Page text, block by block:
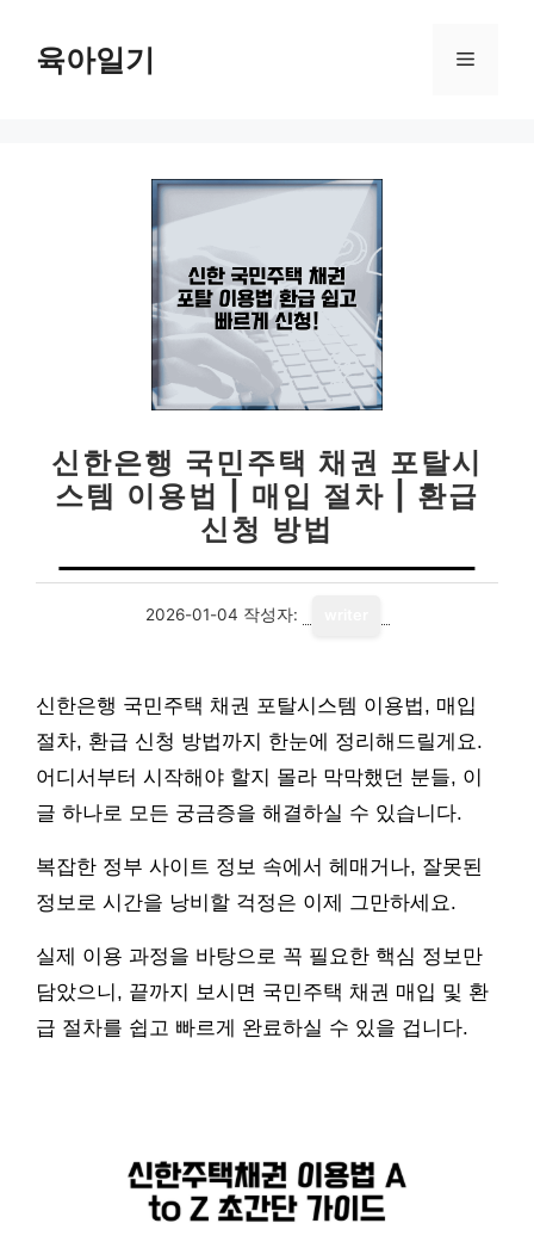
육아일기 메
신한은행 국민주택 채권 포탈시
스템 이용법 | 매입 절차 | 환급
신청 방법
2026-01-04 작성자:
신한은행 국민주택 채권 포탈시스템 이용법, 매입
절차, 환급 신청 방법까지 한눈에 정리해드릴게요.
어디서부터 시작해야 할지 몰라 막막했던 분들, 이
글 하나로 모든 궁금증을 해결하실 수 있습니다.
복잡한 정부 사이트 정보 속에서 헤매거나, 잘못된
정보로 시간을 낭비할 걱정은 이제 그만하세요.
실제 이용 과정을 바탕으로 꼭 필요한 핵심 정보만
담았으니, 끝까지 보시면 국민주택 채권 매입 및 환
급 절차를 쉽고 빠르게 완료하실 수 있을 겁니다.